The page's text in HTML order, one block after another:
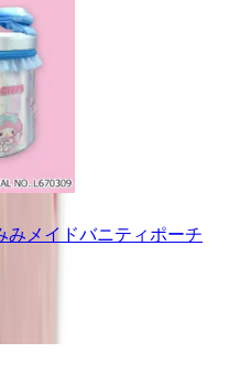
メイドバニティポーチ